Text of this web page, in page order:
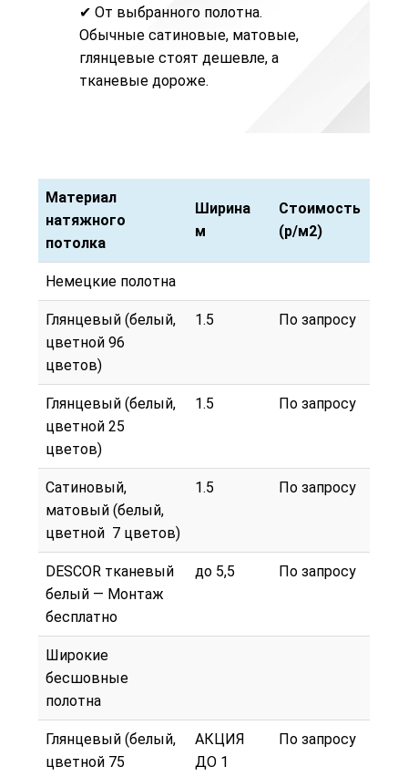
✔ От выбранного полотна.
Обычные сатиновые, матовые,
глянцевые стоят дешевле, а
тканевые дороже.
Материал
натяжного
потолка
Ширина
м
Стоимость
(р/м2)
Материал
натяжного
потолка
м
(р/м2)
Немецкие полотна
Глянцевый (белый,
цветной 96
цветов)
1.5 По запросу
Глянцевый (белый,
цветной 25
цветов)
1.5 По запросу
Сатиновый,
матовый (белый,
цветной 7 цветов)
1.5 По запросу
DESCOR тканевый
белый — Монтаж
бесплатно
до 5,5 По запросу
Широкие
бесшовные
полотна
Глянцевый (белый,
цветной 75
АКЦИЯ
ДО 1
По запросу